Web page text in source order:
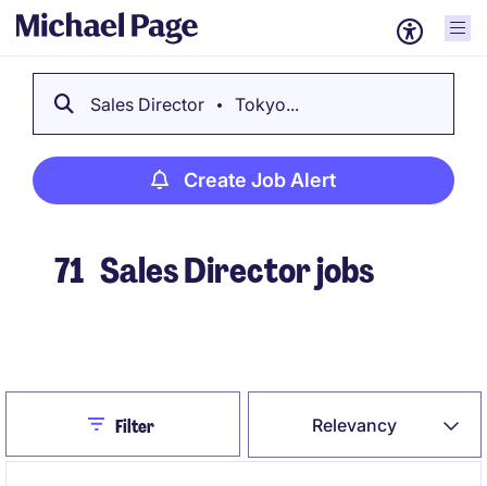
Sales Director Tokyo...
Create Job Alert
71 Sales Director jobs
Relevancy
CloseFilter